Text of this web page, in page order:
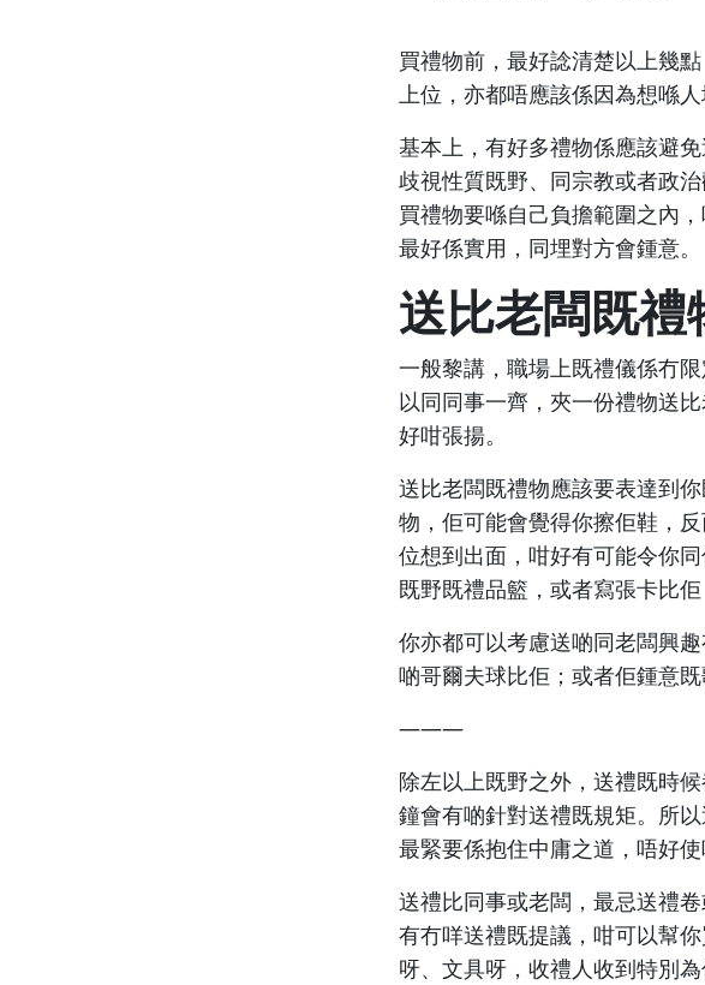
買禮物前，最好諗清楚以上幾
上位，亦都唔應該係因為想喺人
基本上，有好多禮物係應該避
歧視性質既野、同宗教或者政
買禮物要喺自己負擔範圍之內
最好係實用，同埋對方會鍾意。
送比老闆既禮
一般黎講，職場上既禮儀係冇
以同同事一齊，夾一份禮物送
好咁張揚。
送比老闆既禮物應該要表達到
物，佢可能會覺得你擦佢鞋，
位想到出面，咁好有可能令你
既野既禮品籃，或者寫張卡比佢
你亦都可以考慮送啲同老闆興
啲哥爾夫球比佢；或者佢鍾意
———
除左以上既野之外，送禮既時
鐘會有啲針對送禮既規矩。所
最緊要係抱住中庸之道，唔好
送禮比同事或老闆，最忌送禮
有冇咩送禮既提議，咁可以幫
呀、文具呀，收禮人收到特別